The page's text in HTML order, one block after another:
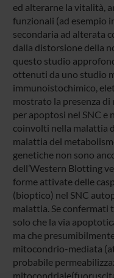
ed alterarne la vitalità,
funzionali (ad esempio
secondaria ad alterata
dalla distorsione della
questo studio
ottenuti da uno studio
immunoistochimico,
mostrato la presenza di
per apoptosi nel SNC e
coinvolti nella malattia
malattia del
genetiche non sono
dell’Western Blotting
forme attivate delle
(bioptico) nel SNC
malattia. Se
solo che la via
ma che
mitocondrio-mediata
probabile